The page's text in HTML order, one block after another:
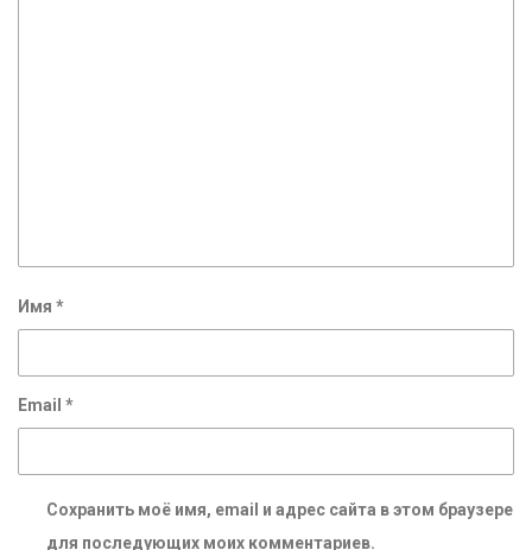
Имя *
Email *
Сохранить моё имя, email и адрес сайта в этом браузере
для последующих моих комментариев.